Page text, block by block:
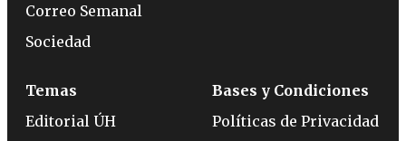
Correo Semanal
Sociedad
Temas
Editorial ÚH
Bases y Condiciones
Políticas de Privacidad